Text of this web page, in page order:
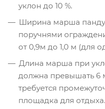
уклон до 10 %.
Ширина марша
поручнями
от 0,9м до 1,0 м (для
Длина марша при
должна превышать 6
требуется
площадка для отдыха.